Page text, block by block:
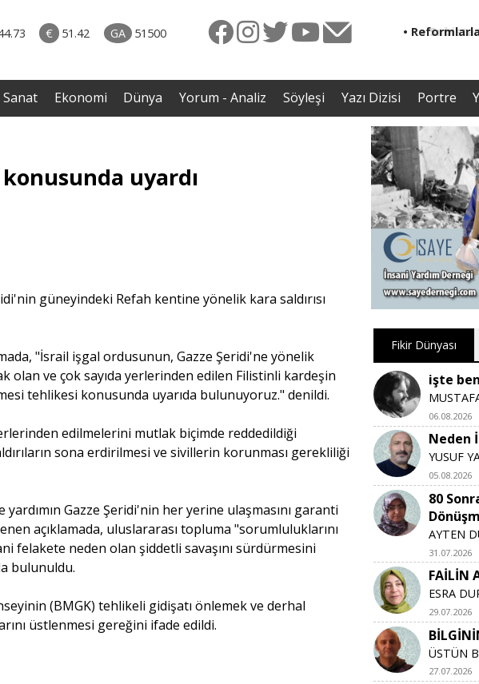
€ 51.42 GA 51500
• Sırbistan’dan Theodor Herzl’in babaannesi ile
dedesine devlet töreni
•
Ekonomi Dünya Yorum - Analiz Söyleşi Yazı Dizisi Portre
uyardı
güneyindeki Refah kentine yönelik kara saldırısı
"İsrail işgal ordusunun, Gazze Şeridi'ne yönelik
olan ve çok sayıda yerlerinden edilen Filistinli kardeşin
tehlikesi konusunda uyarıda bulunuyoruz." denildi.
edilmelerini mutlak biçimde reddedildiği
sona erdirilmesi ve sivillerin korunması gerekliliği
Gazze Şeridi'nin her yerine ulaşmasını garanti
açıklamada, uluslararası topluma "sorumluluklarını
felakete neden olan şiddetli savaşını sürdürmesini
bulunuldu.
(BMGK) tehlikeli gidişatı önlemek ve derhal
üstlenmesi gereğini ifade edildi.
Fikir Dünyası
işte
06.08.2026
Neden
YUSUF
05.08.2026
80
AYTEN
31.07.2026
FAİLİN
ESRA
29.07.2026
ÜSTÜN
27.07.2026